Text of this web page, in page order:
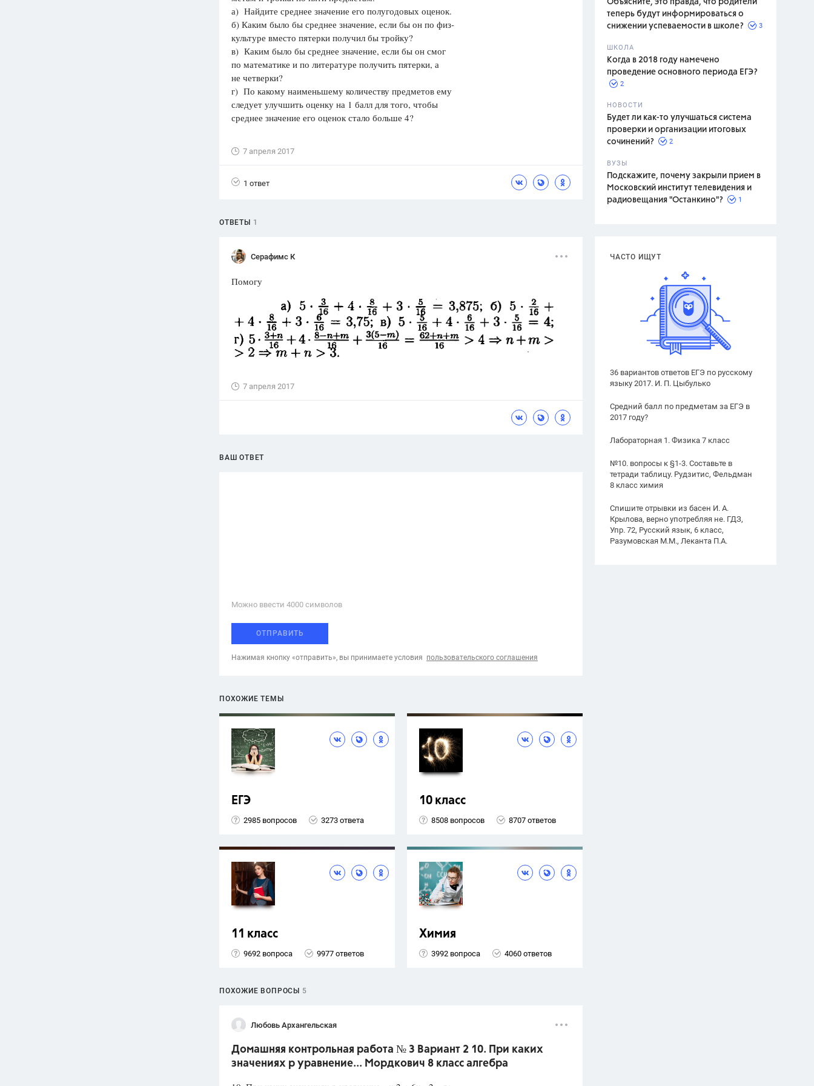
Вузы
ответа
Олимпиады
ответа
Spotlight
ГИА
Цветков Л. А.
Психология
Отношения,
Объясните, это правда, что родители
теперь будут информироваться о
снижении успеваемости в школе?
3
ШКОЛА
Когда в 2018 году намечено
проведение основного периода ЕГЭ?
2
НОВОСТИ
Будет ли как-то улучшаться система
проверки и организации итоговых
сочинений?
2
ВУЗЫ
Подскажите, почему закрыли прием в
Московский институт телевидения и
радиовещания "Останкино"?
1
ЧАСТО ИЩУТ
36 вариантов ответов ЕГЭ по русскому
языку 2017. И. П. Цыбулько
Средний балл по предметам за ЕГЭ в
2017 году?
Лабораторная 1. Физика 7 класс
№10. вопросы к §1-3. Составьте в
тетради таблицу. Рудзитис, Фельдман
8 класс химия
Спишите отрывки из басен И. А.
Крылова, верно употребляя не. ГДЗ,
Упр. 72, Русский язык, 6 класс,
Разумовская М.М., Леканта П.А.
а) Найдите среднее значение его полугодовых оценок.
б) Каким было бы среднее значение, если бы он по физ-
культуре вместо пятерки получил бы тройку?
в) Каким было бы среднее значение, если бы он смог
по математике и по литературе получить пятерки, а
не четверки?
г) По какому наименьшему количеству предметов ему
следует улучшить оценку на 1 балл для того, чтобы
среднее значение его оценок стало больше 4?
7 апреля 2017
1 ответ
ОТВЕТЫ 1
Серафимс К
Помогу
7 апреля 2017
ВАШ ОТВЕТ
Можно ввести 4000 cимволов
ОТПРАВИТЬ
Нажимая кнопку «отправить», вы принимаете условия пользовательского соглашения
ПОХОЖИЕ ТЕМЫ
ЕГЭ
2985 вопросов 3273 ответа
10 класс
8508 вопросов 8707 ответов
11 класс
9692 вопроса 9977 ответов
Химия
3992 вопроса 4060 ответов
ПОХОЖИЕ ВОПРОСЫ 5
Любовь Архангельская
Домашняя контрольная работа № 3 Вариант 2 10. При каких
значениях р уравнение... Мордкович 8 класс алгебра